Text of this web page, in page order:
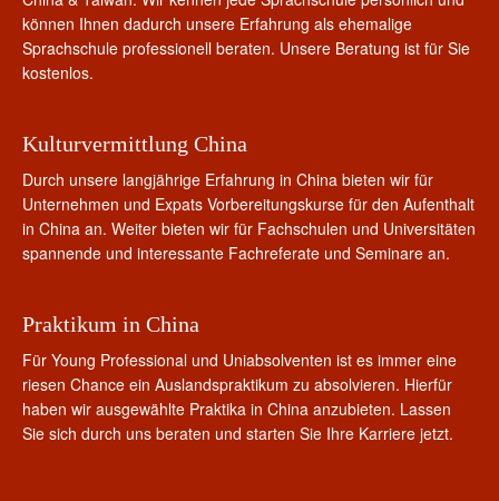
können Ihnen dadurch unsere Erfahrung als ehemalige
Sprachschule professionell beraten. Unsere Beratung ist für Sie
kostenlos.
Kulturvermittlung China
Durch unsere langjährige Erfahrung in China bieten wir für
Unternehmen und Expats Vorbereitungskurse für den Aufenthalt
in China an. Weiter bieten wir für Fachschulen und Universitäten
spannende und interessante Fachreferate und Seminare an.
Praktikum in China
Für Young Professional und Uniabsolventen ist es immer eine
riesen Chance ein Auslandspraktikum zu absolvieren. Hierfür
haben wir ausgewählte Praktika in China anzubieten. Lassen
Sie sich durch uns beraten und starten Sie Ihre Karriere jetzt.